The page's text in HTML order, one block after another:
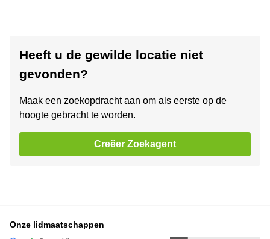
Heeft u de gewilde locatie niet
gevonden?
Maak een zoekopdracht aan om als eerste op de
hoogte gebracht te worden.
Creëer Zoekagent
Onze lidmaatschappen